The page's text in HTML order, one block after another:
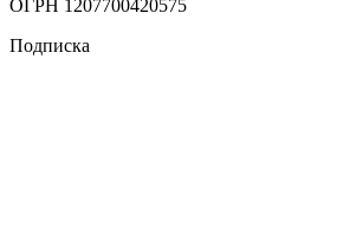
ОГРН 1207700420575
Подписка